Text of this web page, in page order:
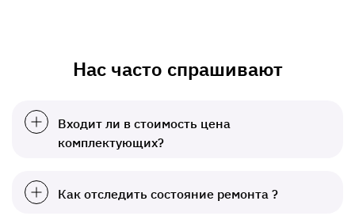
Нас часто спрашивают
Входит ли в стоимость цена
комплектующих?
Как отследить состояние ремонта ?